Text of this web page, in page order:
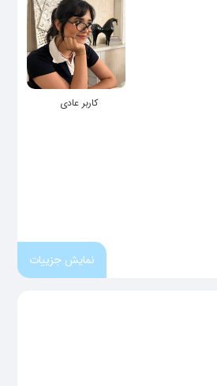
کاربر عادی
نمایش جزییات